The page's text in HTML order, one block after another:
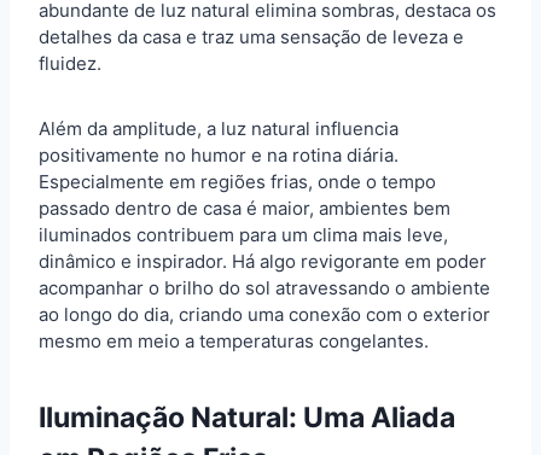
abundante de luz natural elimina sombras, destaca os
detalhes da casa e traz uma sensação de leveza e
fluidez.
Além da amplitude, a luz natural influencia
positivamente no humor e na rotina diária.
Especialmente em regiões frias, onde o tempo
passado dentro de casa é maior, ambientes bem
iluminados contribuem para um clima mais leve,
dinâmico e inspirador. Há algo revigorante em poder
acompanhar o brilho do sol atravessando o ambiente
ao longo do dia, criando uma conexão com o exterior
mesmo em meio a temperaturas congelantes.
Iluminação Natural: Uma Aliada